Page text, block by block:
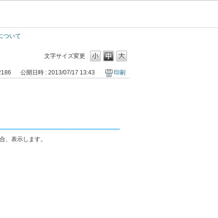
ついて
文字サイズ変更
公開日時 : 2013/07/17 13:43 印刷
、表示します。